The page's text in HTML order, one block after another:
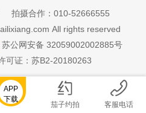
拍摄合作： 010-52666555
All rights reserved
苏公网安备 32059002002885号
可证：苏B2-20180263
APP
下载
茄子约拍 客服电话